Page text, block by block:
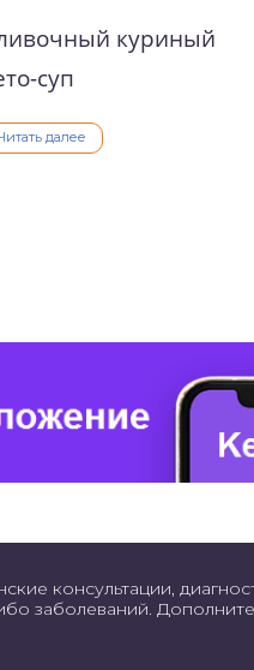
куриный
суп
далее
консультации,
заболеваний.